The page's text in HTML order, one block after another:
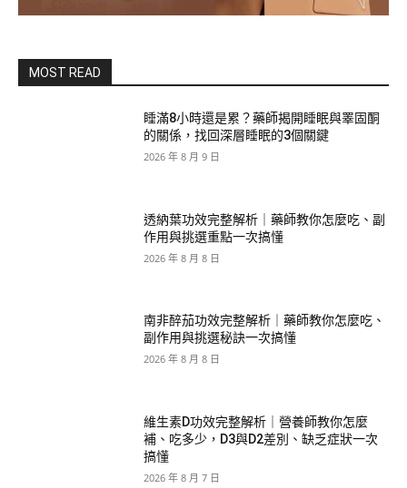
MOST READ
睡滿8小時還是累？藥師揭開睡眠與睪固酮
的關係，找回深層睡眠的3個關鍵
2026 年 8 月 9 日
透納葉功效完整解析｜藥師教你怎麼吃、副
作用與挑選重點一次搞懂
2026 年 8 月 8 日
南非醉茄功效完整解析｜藥師教你怎麼吃、
副作用與挑選秘訣一次搞懂
2026 年 8 月 8 日
維生素D功效完整解析｜營養師教你怎麼
補、吃多少，D3與D2差別、缺乏症狀一次
搞懂
2026 年 8 月 7 日